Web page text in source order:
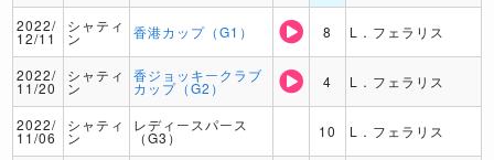
2022/
12/11
シャティ
ン 香港カップ（G1） 8 L．フェラリス
2022/
11/20
シャティ
ン
香ジョッキークラブ
カップ（G2） 4 L．フェラリス
2022/
11/06
シャティ
ン
レディースパース
（G3） 10 L．フェラリス